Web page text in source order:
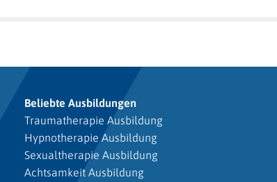
Beliebte Ausbildungen
Traumatherapie Ausbildung
Hypnotherapie Ausbildung
Sexualtherapie Ausbildung
Achtsamkeit Ausbildung